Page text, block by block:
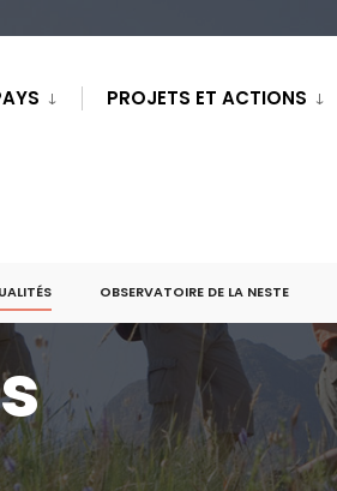
PROJETS ET ACTIONS
OBSERVATOIRE DE LA NESTE